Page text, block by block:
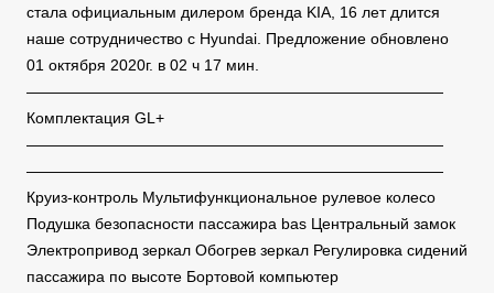
стала официальным дилером бренда KIA, 16 лет длится
наше сотрудничество с Hyundai. Предложение обновлено
01 октября 2020г. в 02 ч 17 мин.
———————————————————————————
Комплектация GL+
———————————————————————————
———————————————————————————
Круиз-контроль Мультифункциональное рулевое колесо
Подушка безопасности пассажира bas Центральный замок
Электропривод зеркал Обогрев зеркал Регулировка сидений
пассажира по высоте Бортовой компьютер